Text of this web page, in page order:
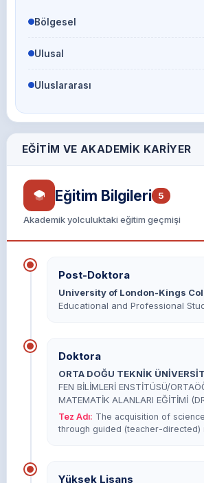
Bölgesel
Ulusal
Uluslararası
EĞITIM VE AKADEMIK KARIYER
Eğitim Bilgileri 5
Akademik yolculuktaki eğitim geçmişi
Post-Doktora
University of London-Kings
Educational and Professional
Doktora
ORTA DOĞU TEKNİK
FEN BİLİMLERİ ENSTİTÜSÜ/
MATEMATİK ALANLARI EĞİTİMİ
Tez Adı: The acquisition of
through guided (teacher-directed)
Yüksek Lisans